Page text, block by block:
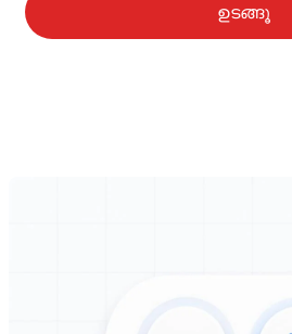
ഉടങ്ങൂ